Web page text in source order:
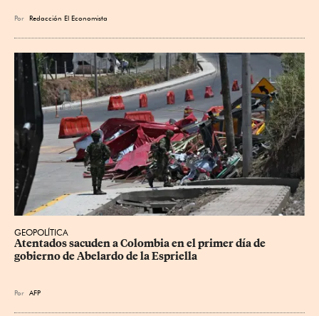
Por Redacción El Economista
GEOPOLÍTICA
Atentados sacuden a Colombia en el primer día de
gobierno de Abelardo de la Espriella
Por AFP